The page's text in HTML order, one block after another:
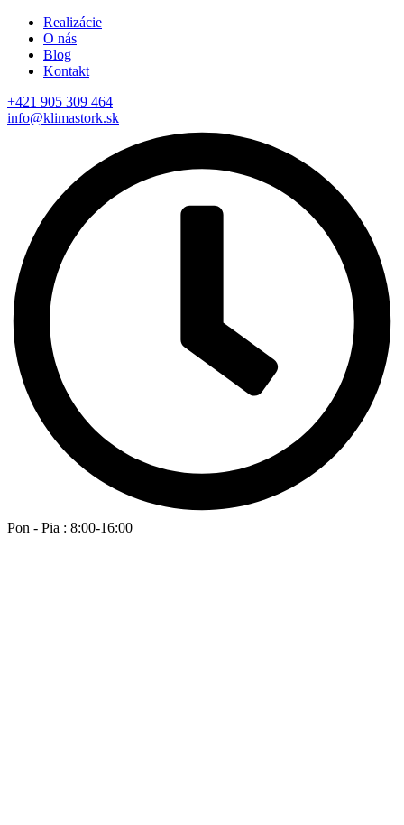
Realizácie
O nás
Blog
Kontakt
+421 905 309 464
info@klimastork.sk
Pon - Pia : 8:00-16:00